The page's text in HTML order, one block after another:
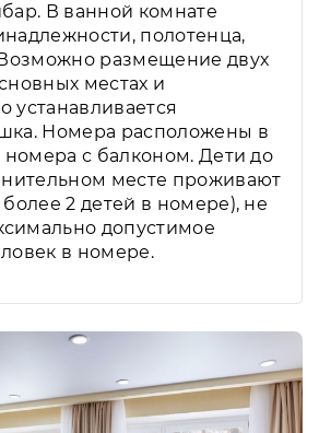
В ванной комнате
полотенца,
размещение двух
местах и
устанавливается
Номера расположены в
номера с балконом. Дети до
месте проживают
2 детей в номере), не
допустимое
в номере.